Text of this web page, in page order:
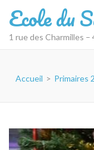
au
contenu
Ecole du
1 rue des Charmilles
Accueil > Primaires